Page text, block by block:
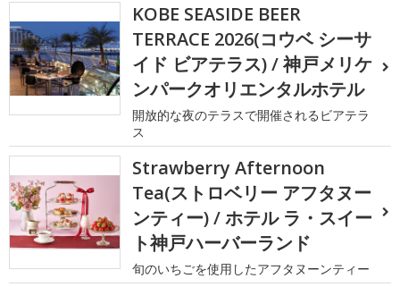
KOBE SEASIDE BEER
TERRACE 2026(コウベ シーサ
イド ビアテラス) / 神戸メリケ
ンパークオリエンタルホテル
開放的な夜のテラスで開催されるビアテラ
ス
Strawberry Afternoon
Tea(ストロベリー アフタヌー
ンティー) / ホテル ラ・スイー
ト神戸ハーバーランド
旬のいちごを使用したアフタヌーンティー